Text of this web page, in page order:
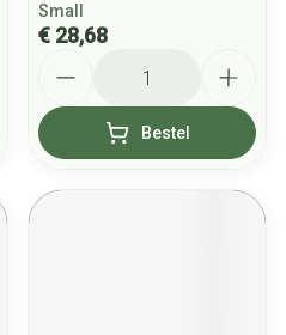
Small
€ 28,68
Bestel